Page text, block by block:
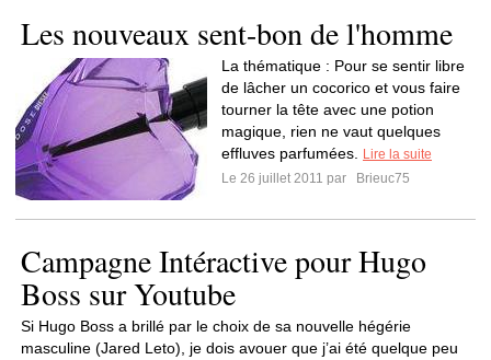
Les nouveaux sent-bon de l'homme
La thématique : Pour se sentir libre
de lâcher un cocorico et vous faire
tourner la tête avec une potion
magique, rien ne vaut quelques
effluves parfumées.
Lire la suite
Le 26 juillet 2011 par
Brieuc75
Campagne Intéractive pour Hugo
Boss sur Youtube
Si Hugo Boss a brillé par le choix de sa nouvelle hégérie
masculine (Jared Leto), je dois avouer que j’ai été quelque peu